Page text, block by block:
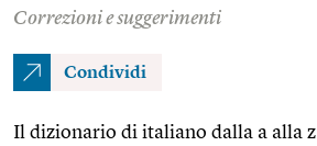
Correzioni e suggerimenti
Condividi
Il dizionario di italiano dalla a alla z